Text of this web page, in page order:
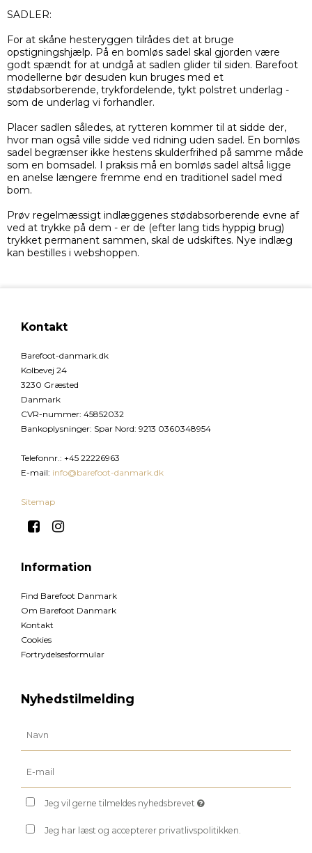
SADLER:
For at skåne hesteryggen tilrådes det at bruge
opstigningshjælp. På en bomløs sadel skal gjorden være
godt spændt for at undgå at sadlen glider til siden. Barefoot
modellerne bør desuden kun bruges med et
stødabsorberende, trykfordelende, tykt polstret underlag -
som de underlag vi forhandler.
Placer sadlen således, at rytteren kommer til at sidde der,
hvor man også ville sidde ved ridning uden sadel. En bomløs
sadel begrænser ikke hestens skulderfrihed på samme måde
som en bomsadel. I praksis må en bomløs sadel altså ligge
en anelse længere fremme end en traditionel sadel med
bom.
Prøv regelmæssigt indlæggenes stødabsorberende evne af
ved at trykke på dem - er de (efter lang tids hyppig brug)
trykket permanent sammen, skal de udskiftes. Nye indlæg
kan bestilles i webshoppen.
Kontakt
Barefoot-danmark.dk
Kolbevej 24
3230 Græsted
Danmark
CVR-nummer: 45852032
Bankoplysninger: Spar Nord: 9213 0360348954
Telefonnr.: +45 22226963
E-mail: info@barefoot-danmark.dk
Sitemap
Information
Find Barefoot Danmark
Om Barefoot Danmark
Kontakt
Cookies
Fortrydelsesformular
Nyhedstilmelding
Jeg vil gerne tilmeldes nyhedsbrevet
Jeg har læst og accepterer privatlivspolitikken.